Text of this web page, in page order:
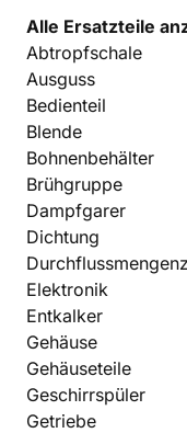
Alle Ersatzteile
Abtropfschale
Ausguss
Bedienteil
Blende
Bohnenbehälter
Brühgruppe
Dampfgarer
Dichtung
Elektronik
Entkalker
Gehäuse
Gehäuseteile
Geschirrspüler
Getriebe